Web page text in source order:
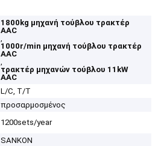
1800kg μηχανή τούβλου τρακτέρ
AAC
,
1000r/min μηχανή τούβλου τρακτέρ
AAC
,
τρακτέρ μηχανών τούβλου 11kW
AAC
L/C, T/T
προσαρμοσμένος
1200sets/year
SANKON